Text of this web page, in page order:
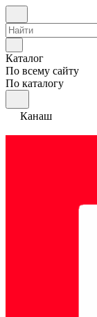
Каталог
По всему сайту
По каталогу
Канаш